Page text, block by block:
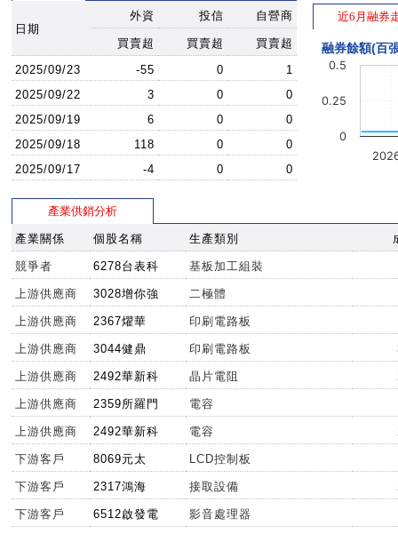
日期
外資 投信 自營商
買賣超 買賣超
買賣超
2025/09/23
-55 0
1
2025/09/22
3 0
0
2025/09/19
6 0
0
2025/09/18
118 0
0
2025/09/17
-4 0 0
近6月融券
融券餘額(百
0
0.25
0.5
產業供銷分析
產業關係 個股名稱 生產類別
競爭者 6278台表科 基板加工組裝
上游供應商 3028增你強 二極體
上游供應商 2367燿華 印刷電路板
上游供應商 3044健鼎 印刷電路板
上游供應商 2492華新科 晶片電阻
上游供應商 2359所羅門 電容
上游供應商 2492華新科 電容
下游客戶 8069元太 LCD控制板
下游客戶 2317鴻海 接取設備
下游客戶 6512啟發電 影音處理器